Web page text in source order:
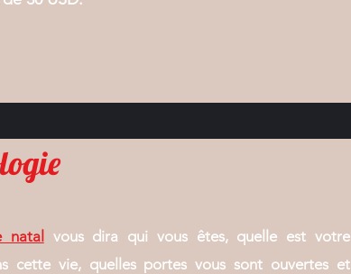
natal
vous dira qui vous êtes, quelle est votre
cette vie, quelles portes vous sont ouvertes et